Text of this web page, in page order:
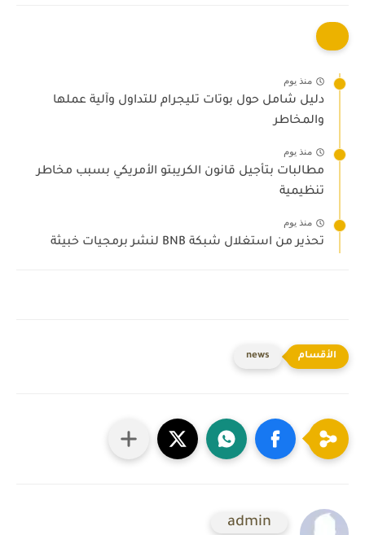
منذ يوم
دليل شامل حول بوتات تليجرام للتداول وآلية عملها
والمخاطر
منذ يوم
مطالبات بتأجيل قانون الكريبتو الأمريكي بسبب مخاطر
تنظيمية
منذ يوم
تحذير من استغلال شبكة BNB لنشر برمجيات خبيثة
news
admin